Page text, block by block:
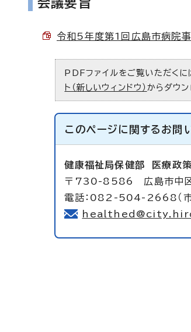
会議要旨
令和5年度第1回広島市病院
PDFファイルをご覧いただくに
ト（新しいウィンドウ） からダウン
このページに関する お問
健康福祉局保健部
医療政
〒730-8586 広島市中区
電話：082-504-2668（市